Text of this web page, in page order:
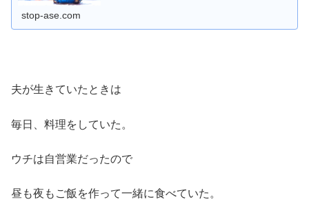
stop-ase.com
夫が生きていたときは
毎日、料理をしていた。
ウチは自営業だったので
昼も夜もご飯を作って一緒に食べていた。